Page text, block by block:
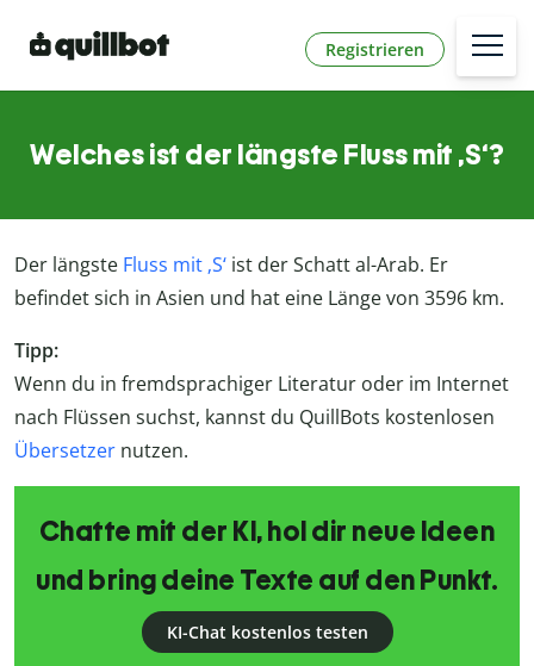
Registrieren
Welches ist der längste Fluss mit ‚S‘?
Der längste Fluss mit ‚S‘ ist der Schatt al-Arab. Er
befindet sich in Asien und hat eine Länge von 3596 km.
Tipp:
Wenn du in fremdsprachiger Literatur oder im Internet
nach Flüssen suchst, kannst du QuillBots kostenlosen
Übersetzer nutzen.
Chatte mit der KI, hol dir neue Ideen
und bring deine Texte auf den Punkt.
KI-Chat kostenlos testen